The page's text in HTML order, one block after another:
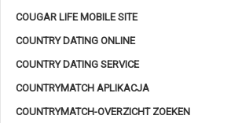
COUGAR LIFE MOBILE SITE
COUNTRY DATING ONLINE
COUNTRY DATING SERVICE
COUNTRYMATCH APLIKACJA
COUNTRYMATCH-OVERZICHT ZOEKEN